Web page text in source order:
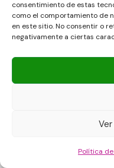
consentimiento de estas
como el comportamiento de
en este sitio. No consentir o
negativamente a ciertas
Política
DESCARGO